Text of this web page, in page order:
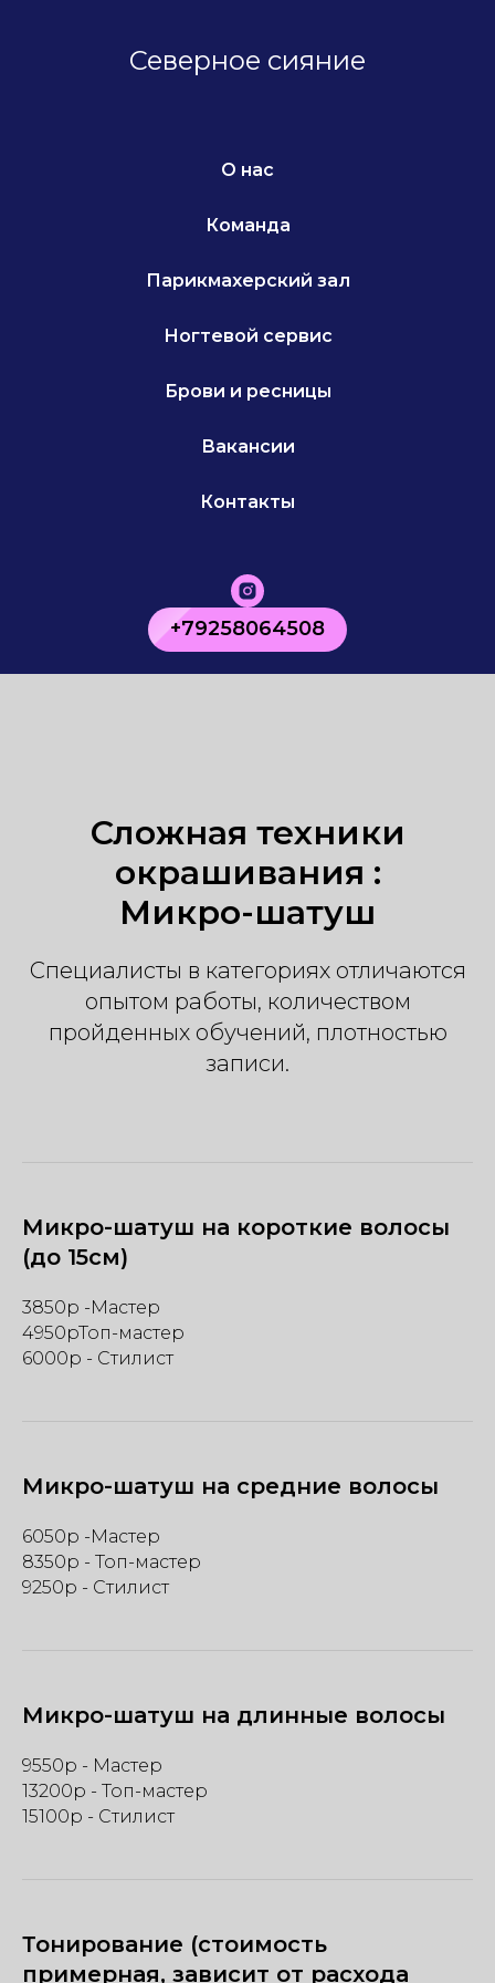
Северное сияние
О нас
Команда
Парикмахерский зал
Ногтевой сервис
Брови и ресницы
Вакансии
Контакты
+79258064508
Сложная техники
окрашивания :
Микро-шатуш
Специалисты в категориях отличаются
опытом работы, количеством
пройденных обучений, плотностью
записи.
Микро-шатуш на короткие волосы
(до 15см)
3850р -Мастер
4950рТоп-мастер
6000р - Стилист
Микро-шатуш на средние волосы
6050р -Мастер
8350р - Топ-мастер
9250р - Стилист
Микро-шатуш на длинные волосы
9550р - Мастер
13200р - Топ-мастер
15100р - Стилист
Тонирование (стоимость
примерная, зависит от расхода